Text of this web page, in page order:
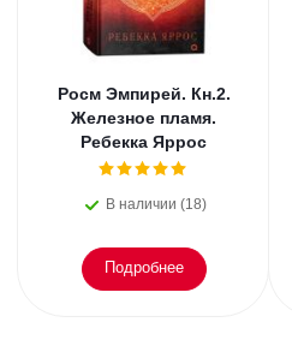
Росм Эмпирей. Кн.2.
Железное пламя.
Ребекка Яррос
В наличии (18)
Подробнее